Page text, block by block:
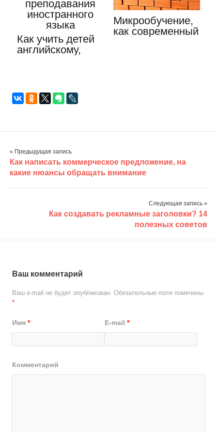
Как учить детей
английскому,
Микрообучение,
как современный
« Предыдущая запись
Как написать коммерческое предложение, на
какие нюансы обращать внимание
Следующая запись »
Как создавать рекламные заголовки? 14
полезных советов
Ваш комментарий
Ваш e-mail не будет опубликован. Обязательные поля помечены
*
Имя * E-mail*
Комментарий